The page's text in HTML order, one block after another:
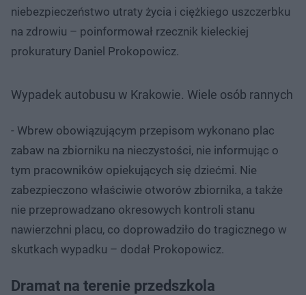
niebezpieczeństwo utraty życia i ciężkiego uszczerbku
na zdrowiu – poinformował rzecznik kieleckiej
prokuratury Daniel Prokopowicz.
Wypadek autobusu w Krakowie. Wiele osób rannych
- Wbrew obowiązującym przepisom wykonano plac
zabaw na zbiorniku na nieczystości, nie informując o
tym pracowników opiekujących się dziećmi. Nie
zabezpieczono właściwie otworów zbiornika, a także
nie przeprowadzano okresowych kontroli stanu
nawierzchni placu, co doprowadziło do tragicznego w
skutkach wypadku – dodał Prokopowicz.
Dramat na terenie przedszkola